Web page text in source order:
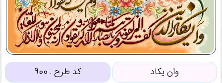
وان یکاد کد طرح : 900